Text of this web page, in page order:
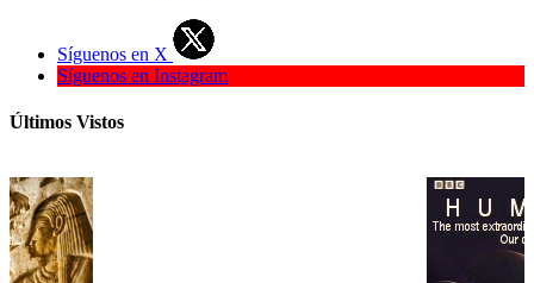
Síguenos en X
Síguenos en Instagram
Últimos Vistos